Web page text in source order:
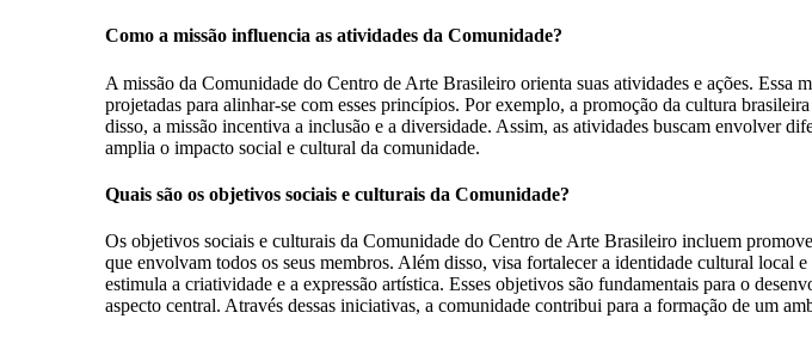
Como a missão influencia as atividades da Comunidade?
A missão da Comunidade do Centro de Arte Brasileiro orienta suas atividades e ações.
projetadas para alinhar-se com esses princípios. Por exemplo, a promoção da cultura
disso, a missão incentiva a inclusão e a diversidade. Assim, as atividades buscam envolver
amplia o impacto social e cultural da comunidade.
Quais são os objetivos sociais e culturais da Comunidade?
Os objetivos sociais e culturais da Comunidade do Centro de Arte Brasileiro incluem
que envolvam todos os seus membros. Além disso, visa fortalecer a identidade cultural
estimula a criatividade e a expressão artística. Esses objetivos são fundamentais para o
aspecto central. Através dessas iniciativas, a comunidade contribui para a formação de um